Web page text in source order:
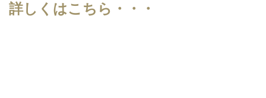
詳しくはこちら・・・